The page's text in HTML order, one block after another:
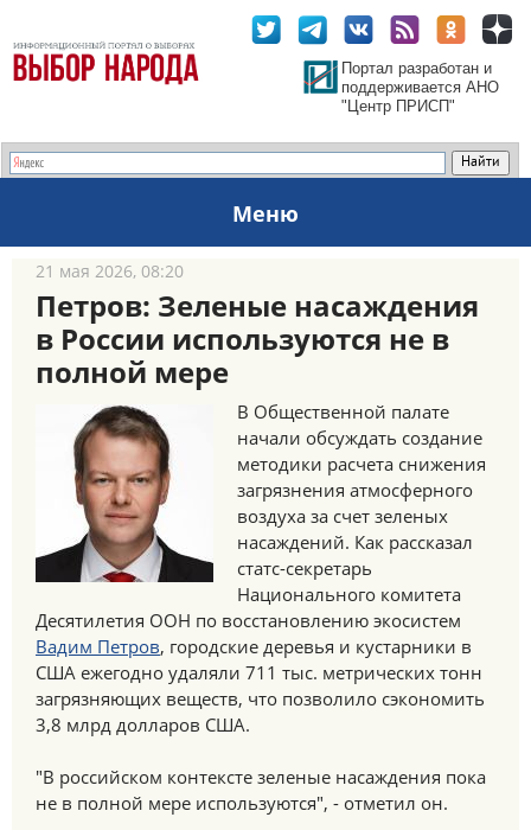
Портал разработан и
поддерживается АНО
"Центр ПРИСП"
Меню
21 мая 2026, 08:20
Петров: Зеленые насаждения
в России используются не в
полной мере
В Общественной палате
начали обсуждать создание
методики расчета снижения
загрязнения атмосферного
воздуха за счет зеленых
насаждений. Как рассказал
статс-секретарь
Национального комитета
Десятилетия ООН по восстановлению экосистем
Вадим Петров, городские деревья и кустарники в
США ежегодно удаляли 711 тыс. метрических тонн
загрязняющих веществ, что позволило сэкономить
3,8 млрд долларов США.
"В российском контексте зеленые насаждения пока
не в полной мере используются", - отметил он.